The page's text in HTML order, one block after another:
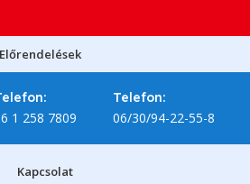
Előrendelések
1 258 7809
Telefon:
06/30/94-22-55-8
Kapcsolat